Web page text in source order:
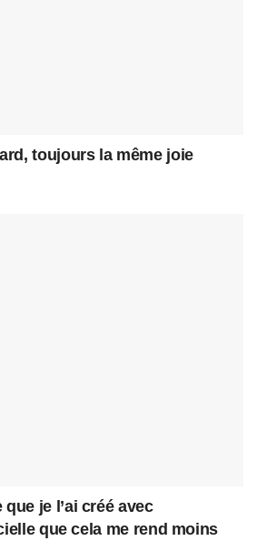
toujours la même joie
que je l’ai créé avec
que cela me rend moins